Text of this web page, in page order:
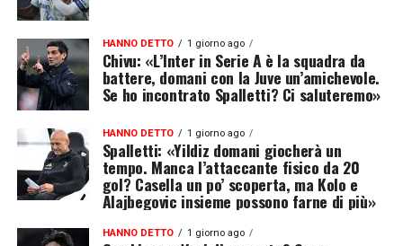
HANNO DETTO 1 giorno ago
Chivu: «L’Inter in Serie A è la squadra da
battere, domani con la Juve un’amichevole.
Se ho incontrato Spalletti? Ci saluteremo»
HANNO DETTO 1 giorno ago
Spalletti: «Yildiz domani giocherà un
tempo. Manca l’attaccante fisico da 20
gol? Casella un po’ scoperta, ma Kolo e
Alajbegovic insieme possono farne di più»
HANNO DETTO 1 giorno ago